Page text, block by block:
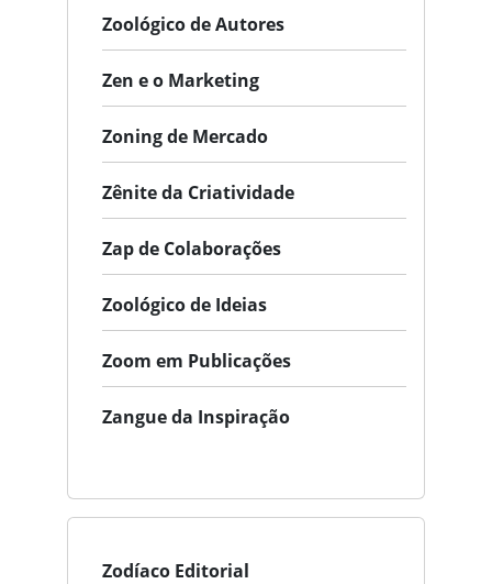
Zoológico de Autores
Zen e o Marketing
Zoning de Mercado
Zênite da Criatividade
Zap de Colaborações
Zoológico de Ideias
Zoom em Publicações
Zangue da Inspiração
Zodíaco Editorial